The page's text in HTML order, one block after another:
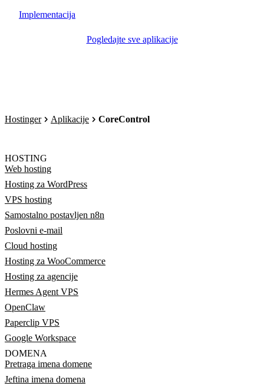
Implementacija
Pogledajte sve aplikacije
Hostinger Aplikacije CoreControl
HOSTING
Web hosting
Hosting za WordPress
VPS hosting
Samostalno postavljen n8n
Poslovni e-mail
Cloud hosting
Hosting za WooCommerce
Hosting za agencije
Hermes Agent VPS
OpenClaw
Paperclip VPS
Google Workspace
DOMENA
Pretraga imena domene
Jeftina imena domena